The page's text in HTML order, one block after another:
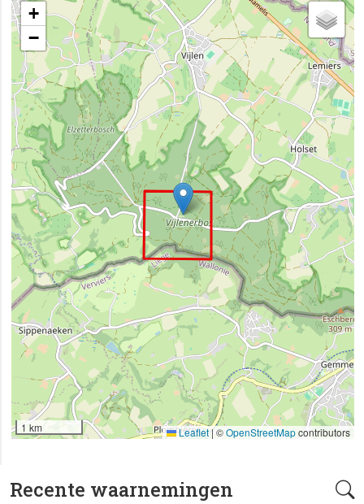
Recente waarnemingen
+
−
1 km Leaflet|©OpenStreetMapcontributors